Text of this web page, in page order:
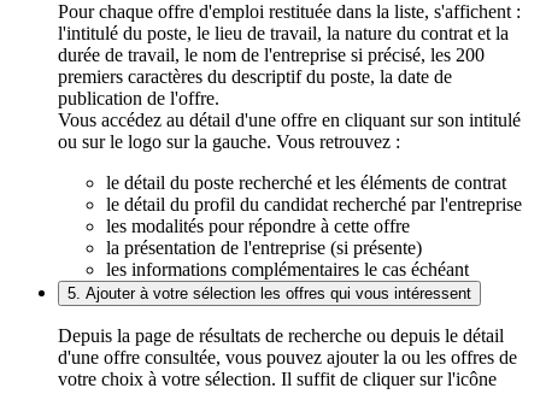
Pour chaque offre d'emploi restituée dans la liste, s'affichent :
l'intitulé du poste, le lieu de travail, la nature du contrat et la
durée de travail, le nom de l'entreprise si précisé, les 200
premiers caractères du descriptif du poste, la date de
publication de l'offre.
Vous accédez au détail d'une offre en cliquant sur son intitulé
ou sur le logo sur la gauche. Vous retrouvez :
le détail du poste recherché et les éléments de contrat
le détail du profil du candidat recherché par l'entreprise
les modalités pour répondre à cette offre
la présentation de l'entreprise (si présente)
les informations complémentaires le cas échéant
5. Ajouter à votre sélection les offres qui vous intéressent
Depuis la page de résultats de recherche ou depuis le détail
d'une offre consultée, vous pouvez ajouter la ou les offres de
votre choix à votre sélection. Il suffit de cliquer sur l'icône